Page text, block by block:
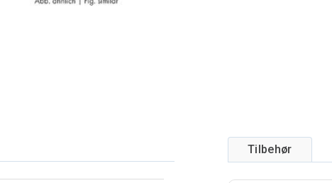
Tilbehør